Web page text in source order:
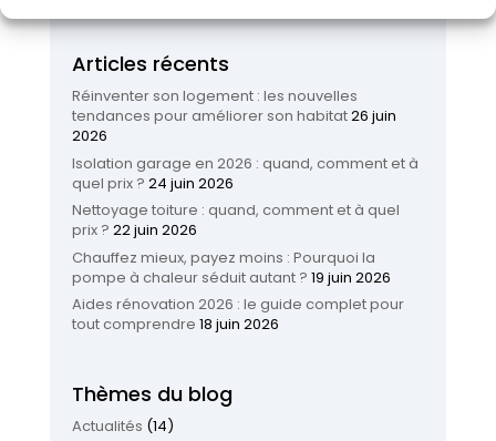
Articles récents
Réinventer son logement : les nouvelles
tendances pour améliorer son habitat26 juin
2026
Isolation garage en 2026 : quand, comment et à
quel prix ? 24 juin 2026
Nettoyage toiture : quand, comment et à quel
prix ? 22 juin 2026
Chauffez mieux, payez moins : Pourquoi la
pompe à chaleur séduit autant ? 19 juin 2026
Aides rénovation 2026 : le guide complet pour
tout comprendre 18 juin 2026
Thèmes du blog
Actualités (14)